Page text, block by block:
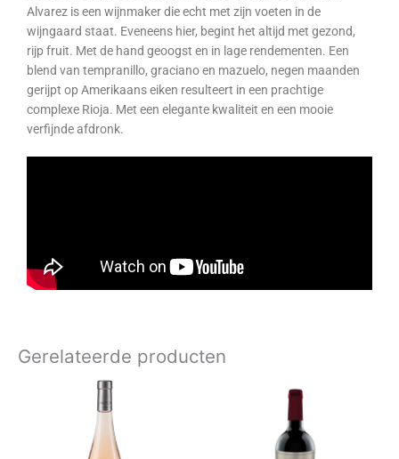
Alvarez is een wijnmaker die echt met zijn voeten in de
wijngaard staat. Eveneens hier, begint het altijd met gezond,
rijp fruit. Met de hand geoogst en in lage rendementen. Een
blend van tempranillo, graciano en mazuelo, negen maanden
gerijpt op Amerikaans eiken resulteert in een prachtige
complexe Rioja. Met een elegante kwaliteit en een mooie
verfijnde afdronk.
Gerelateerde producten